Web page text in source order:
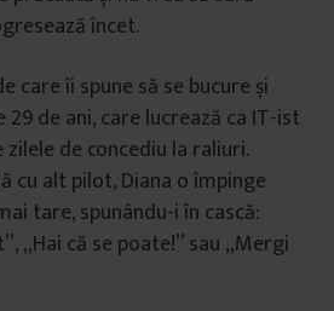
încet.
care îi spune să se bucure și
29 de ani, care lucrează ca IT-ist
de concediu la raliuri.
cu alt pilot, Diana o împinge
tare, spunându-i în cască:
„Hai că se poate!” sau „Mergi